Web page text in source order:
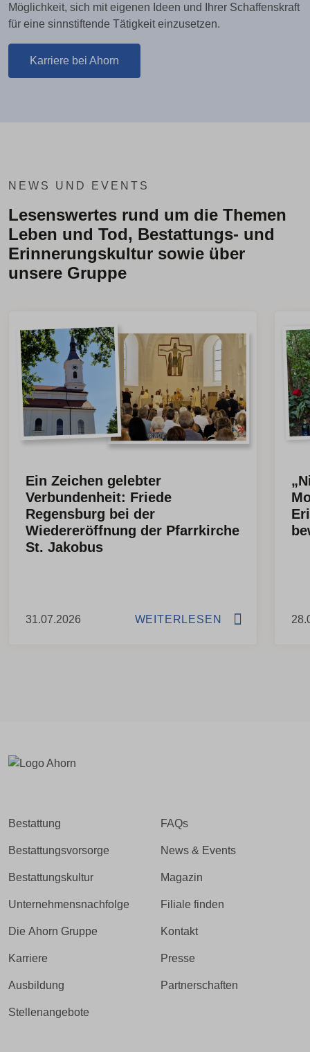
Möglichkeit, sich mit eigenen Ideen und Ihrer Schaffenskraft
für eine sinnstiftende Tätigkeit einzusetzen.
Karriere bei Ahorn
NEWS UND EVENTS
Lesenswertes rund um die Themen
Leben und Tod, Bestattungs- und
Erinnerungskultur sowie über
unsere Gruppe
Ein Zeichen gelebter
Verbundenheit: Friede
Regensburg bei der
Wiedereröffnung der Pfarrkirche
St. Jakobus
31.07.2026 WEITERLESEN
Bestattung
Bestattungsvorsorge
Bestattungskultur
Unternehmensnachfolge
Die Ahorn Gruppe
Karriere
Ausbildung
Stellenangebote
FAQs
News & Events
Magazin
Filiale finden
Kontakt
Presse
Partnerschaften